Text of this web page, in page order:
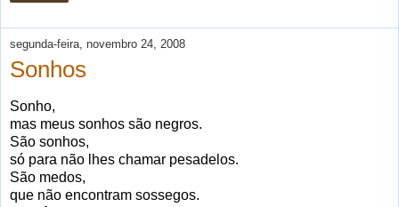
segunda-feira, novembro 24, 2008
Sonhos
Sonho,
mas meus sonhos são negros.
São sonhos,
só para não lhes chamar pesadelos.
São medos,
que não encontram sossegos.